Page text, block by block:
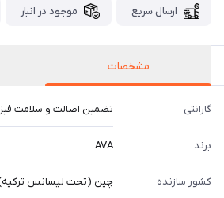
ارسال سریع موجود در انبار
مشخصات
گارانتی تضمین اصالت و سلامت
برند AVA
کشور سازنده چین (تحت لیسانس